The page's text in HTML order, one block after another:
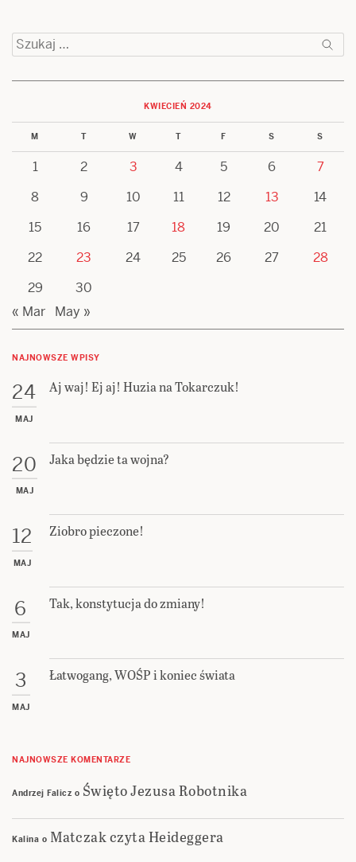
Szukaj:
KWIECIEŃ 2024
M T W T F S S
1 2 3 4 5 6
7
8
9 10 11 12 13
14
15
16 17 18 19 20
21
22
23 24 25 26 27
28
29
30
« Mar
May »
NAJNOWSZE WPISY
24
MAJ
Aj waj! Ej aj! Huzia na Tokarczuk!
20
MAJ
Jaka będzie ta wojna?
12
MAJ
Ziobro pieczone!
6
MAJ
Tak, konstytucja do zmiany!
3
MAJ
Łatwogang, WOŚP i koniec świata
NAJNOWSZE KOMENTARZE
Andrzej Falicz o Święto Jezusa Robotnika
Kalina o Matczak czyta Heideggera